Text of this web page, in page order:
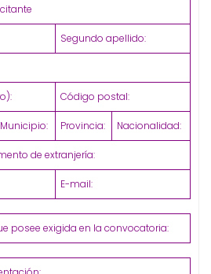
Segundo apellido:
Código postal:
Municipio: Provincia: Nacionalidad:
de extranjería:
E-mail:
posee exigida en la convocatoria: